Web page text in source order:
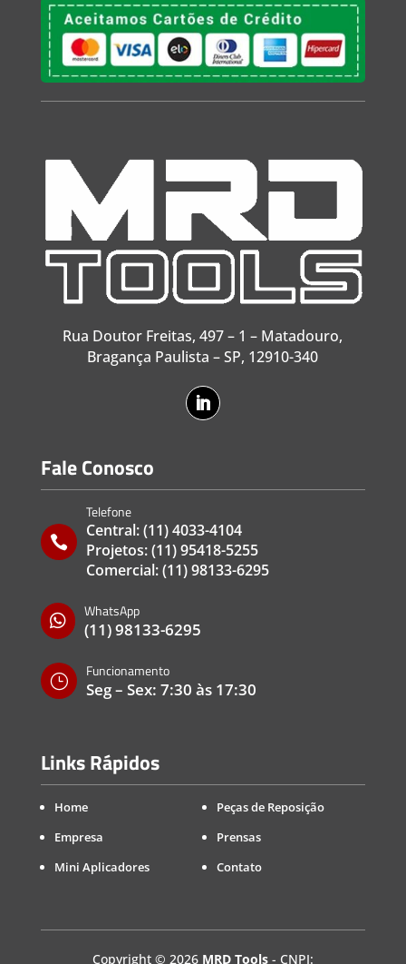
Rua Doutor Freitas, 497 – 1 – Matadouro,
Bragança Paulista – SP, 12910-340
Fale Conosco

Telefone
Central:(11) 4033-4104
Projetos:(11) 95418-5255
Comercial:(11) 98133-6295

WhatsApp
(11) 98133-6295
}
Funcionamento
Seg – Sex: 7:30 às 17:30
Links Rápidos
Home
Empresa
Mini Aplicadores
Peças de Reposição
Prensas
Contato
Copyright © 2026 MRD Tools- CNPJ: